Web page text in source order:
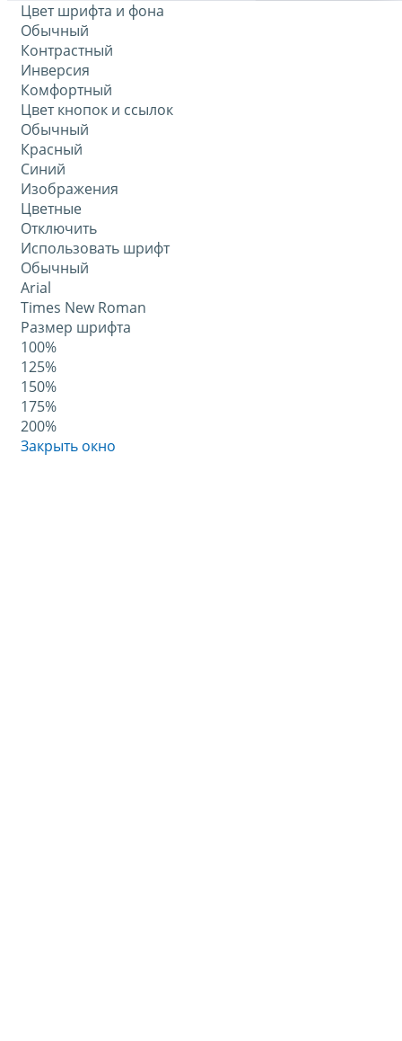
Цвет шрифта и фона
Обычный
Контрастный
Инверсия
Комфортный
Цвет кнопок и ссылок
Обычный
Красный
Синий
Изображения
Цветные
Отключить
Использовать шрифт
Обычный
Arial
Times New Roman
Размер шрифта
100%
125%
150%
175%
200%
Закрыть окно